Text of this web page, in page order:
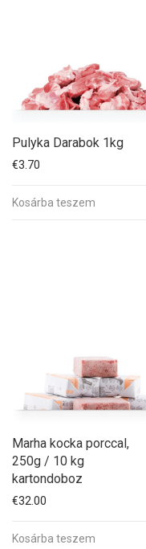
Pulyka Darabok 1kg
€3.70
Kosárba teszem
Marha kocka porccal,
250g / 10 kg
kartondoboz
€32.00
Kosárba teszem